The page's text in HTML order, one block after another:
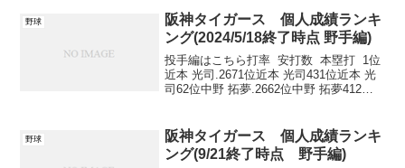
野球
阪神タイガース 個人成績ランキ
ング(2024/5/18終了時点 野手編)
投手編はこちら打率 安打数 本塁打 1位
近本 光司.2671位近本 光司431位近本 光
司62位中野 拓夢.2662位中野 拓夢412位
下...
野球
阪神タイガース 個人成績ランキ
ング(9/21終了時点 野手編)